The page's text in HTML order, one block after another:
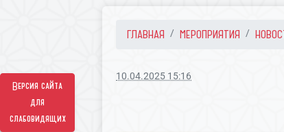
Версия сайта
для
слабовидящих
ГЛАВНАЯ МЕРОПРИЯТИЯ
10.04.2025 15:16